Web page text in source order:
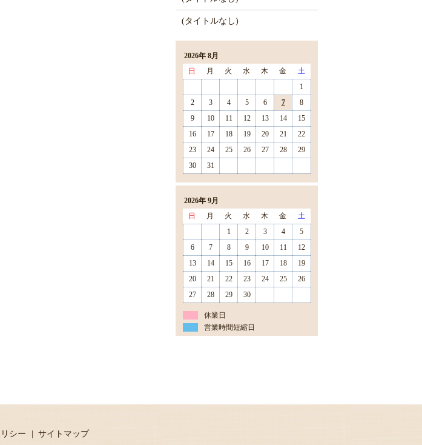
(タイトルなし)
2026年 8月
日
月 火 水 木 金
土
1
2
3 4 5 6 7
8
9
10 11 12 13 14
15
16
17 18 19 20 21
22
23
24 25 26 27 28
29
30
31
2026年 9月
日
月 火 水 木 金
土
1
2 3 4
5
6
7 8 9 10 11
12
13
14 15 16 17 18
19
20
21 22 23 24 25
26
27
28 29 30
休業日
営業時間短縮日
シー サイトマップ